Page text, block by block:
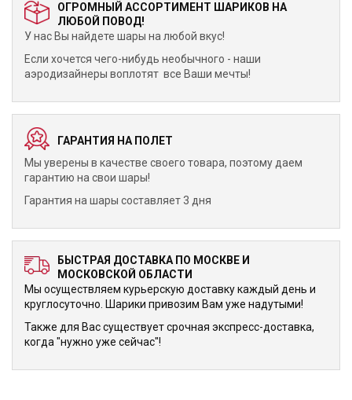
ОГРОМНЫЙ АССОРТИМЕНТ ШАРИКОВ НА
ЛЮБОЙ ПОВОД!
У нас Вы найдете шары на любой вкус!
Если хочется чего-нибудь необычного - наши
аэродизайнеры воплотят все Ваши мечты!
ГАРАНТИЯ НА ПОЛЕТ
Мы уверены в качестве своего товара, поэтому даем
гарантию на свои шары!
Гарантия на шары составляет 3 дня
БЫСТРАЯ ДОСТАВКА ПО МОСКВЕ И
МОСКОВСКОЙ ОБЛАСТИ
Мы осуществляем курьерскую доставку каждый день и
круглосуточно. Шарики привозим Вам уже надутыми!
Также для Вас существует срочная экспресс-доставка,
когда "нужно уже сейчас"!